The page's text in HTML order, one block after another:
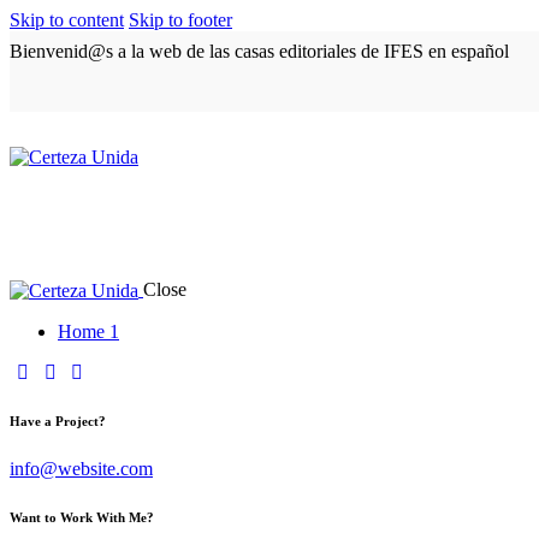
Skip to content Skip to footer
Bienvenid@s a la web de las casas editoriales de IFES en español
Close
Home 1
Have a Project?
info@website.com
Want to Work With Me?